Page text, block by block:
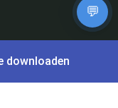
💬
downloaden